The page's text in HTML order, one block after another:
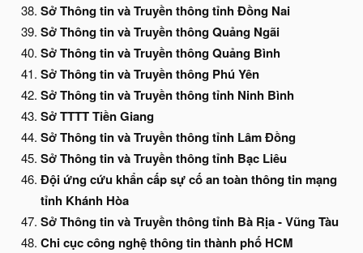
Sở Thông tin và Truyền thông tỉnh Đồng Nai
Sở Thông tin và Truyền thông Quảng Ngãi
Sở Thông tin và Truyền thông Quảng Bình
Sở Thông tin và Truyền thông Phú Yên
Sở Thông tin và Truyền thông tỉnh Ninh Bình
Sở TTTT Tiền Giang
Sở Thông tin và Truyền thông tỉnh Lâm Đồng
Sở Thông tin và Truyền thông tỉnh Bạc Liêu
Đội ứng cứu khẩn cấp sự cố an toàn thông tin mạng
tỉnh Khánh Hòa
Sở Thông tin và Truyền thông tỉnh Bà Rịa - Vũng Tàu
Chi cục công nghệ thông tin thành phố HCM